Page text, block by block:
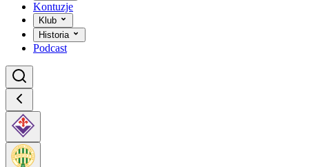
Kontuzje
Klub
Historia
Podcast